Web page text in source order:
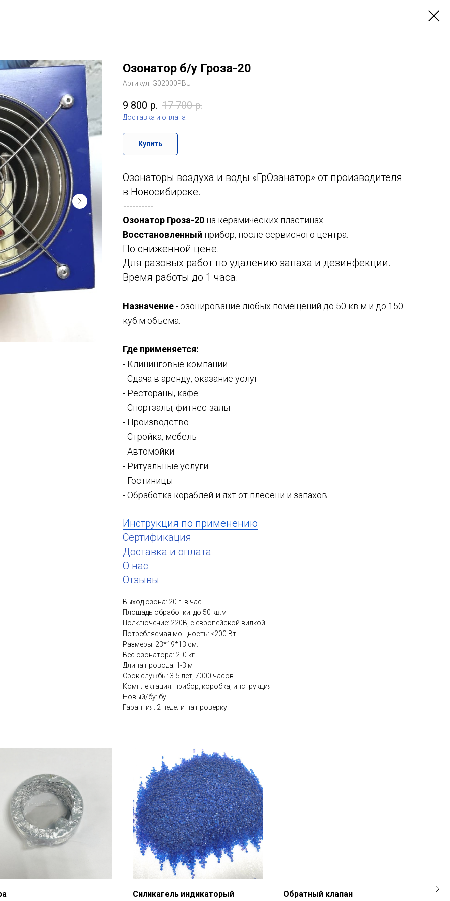
Озонатор б/у Гроза-20
Артикул: G02000PBU
9 800 р. 17 700 р.
Доставка и оплата
Купить
Озонаторы воздуха и воды «ГрОзанатор» от производителя
в Новосибирске.
----------
Озонатор Гроза-20 на керамических пластинах
Восстановленный прибор, после сервисного центра.
По сниженной цене.
Для разовых работ по удалению запаха и дезинфекции.
Время работы до 1 часа.
--------------------------
Назначение- озонирование любых помещений до 50 кв.м и до 150
куб.м объема:
Где применяется:
- Клининговые компании
- Сдача в аренду, оказание услуг
- Рестораны, кафе
- Спортзалы, фитнес-залы
- Производство
- Стройка, мебель
- Автомойки
- Ритуальные услуги
- Гостиницы
- Обработка кораблей и яхт от плесени и запахов
Инструкция по применению
Сертификация
Доставка и оплата
О нас
Отзывы
Выход озона: 20 г. в час
Площадь обработки: до 50 кв.м
Подключение: 220В, с европейской вилкой
Потребляемая мощность: <200 Вт.
Размеры: 23*19*13 см.
Вес озонатора: 2 .0 кг
Длина провода: 1-3 м
Срок службы: 3-5 лет, 7000 часов
Комплектация: прибор, коробка, инструкция
Новый/бу: бу
Гарантия: 2 недели на проверку
Силикагель индикаторый Обратный клапан